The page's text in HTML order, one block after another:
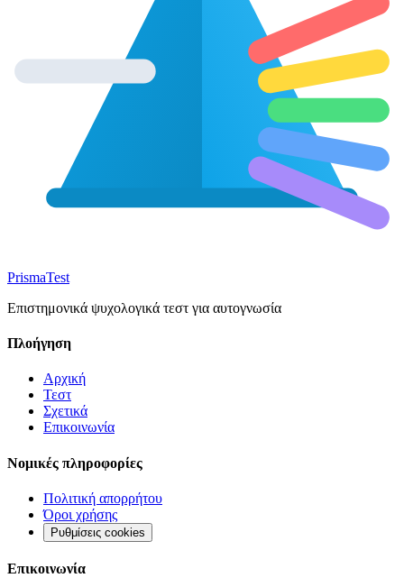
PrismaTest
Επιστημονικά ψυχολογικά τεστ για αυτογνωσία
Πλοήγηση
Αρχική
Τεστ
Σχετικά
Επικοινωνία
Νομικές πληροφορίες
Πολιτική απορρήτου
Όροι χρήσης
Ρυθμίσεις cookies
Επικοινωνία